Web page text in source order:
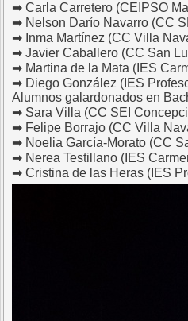
➡ Carla Carretero (CEIPSO
➡ Nelson Darío Navarro (CC
➡ Inma Martínez (CC Villa
➡ Javier Caballero (CC San
➡ Martina de la Mata (IES
➡ Diego González (IES
Alumnos galardonados en
➡ Sara Villa (CC SEI
➡ Felipe Borrajo (CC Villa
➡ Noelia García-Morato (CC
➡ Nerea Testillano (IES
➡ Cristina de las Heras (IES